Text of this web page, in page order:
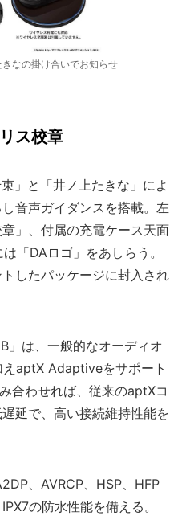
なの掛け合いでお知らせ
ス校章
」と「井ノ上たきな」によ
音声ガイダンスを搭載。左
」、付属の充電ケース天面
「DAロゴ」をあしらう。
したパッケージに封入され
」は、一般的なオーディオ
aptX Adaptiveをサポート
合わせれば、従来のaptXコ
延で、高い接続維持性能を
、AVRCP、HSP、HFP
の防水性能を備える。